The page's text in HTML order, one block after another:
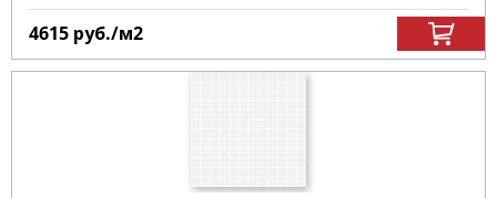
4615 руб./м2